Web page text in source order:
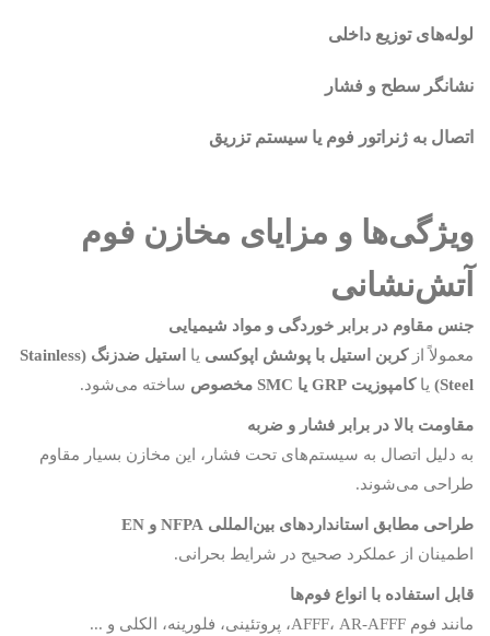
لوله‌های توزیع داخلی
نشانگر سطح و فشار
اتصال به ژنراتور فوم یا سیستم تزریق
ویژگی‌ها و مزایای مخازن فوم
آتش‌نشانی
جنس مقاوم در برابر خوردگی و مواد شیمیایی
معمولاً ازکربن استیل با پوشش اپوکسی یا
استیل ضدزنگ (Stainless
Steel)
یاکامپوزیت GRP یا SMC مخصوص ساخته می‌شود.
مقاومت بالا در برابر فشار و ضربه
به دلیل اتصال به سیستم‌های تحت فشار، این مخازن بسیار مقاوم
طراحی می‌شوند.
طراحی مطابق استانداردهای بین‌المللی NFPA و EN
اطمینان از عملکرد صحیح در شرایط بحرانی.
قابل استفاده با انواع فوم‌ها
مانند فوم AFFF، AR-AFFF، پروتئینی، فلورینه، الکلی و ...